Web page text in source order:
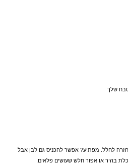
בהיר או אפור חלש שעושים פלאים.